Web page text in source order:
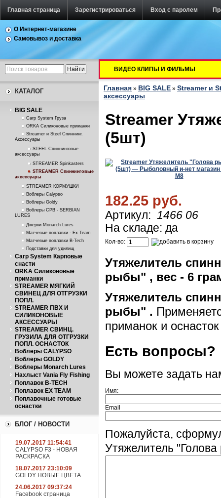
Главная страница Зарегистрироваться Вход с паролем
О Интернет-магазине
Самовывоз и доставка
КАТАЛОГ
BIG SALE
Carp System Груза
ORKA Силиконовые приманки
Streamer и Steel Спиннинг.
Аксессуары
STEEL Спиннинговые
аксессуары
STREAMER Spinkasters
STREAMER Спиннинговые
аксессуары
STREAMER КОРМУШКИ
Воблеры Calypso
Воблеры Goldy
Воблеры СРВ - SERBIAN
LURES
Джерки Monarch Lures
Матчевые поплавки - Ex Team
Матчевые поплавки B-Tech
Подставки для удилищ
Carp System Карповые
снасти
ORKA Силиконовые
приманки
STREAMER МЯГКИЙ
СВИНЕЦ ДЛЯ ОТГРУЗКИ
ПОПЛ.
STREAMER ПВХ И
СИЛИКОНОВЫЕ
АКСЕССУАРЫ
STREAMER СВИНЦ.
ГРУЗИЛА ДЛЯ ОТГРУЗКИ
ПОПЛ. ОСНАСТОК
Воблеры CALYPSO
Воблеры GOLDY
Воблеры Monarch Lures
Нахлыст Vania Fly Fishing
Поплавок B-TECH
Поплавок EX TEAM
Поплавочные готовые
оснастки
БЛОГ / НОВОСТИ
19.07.2017 11:54:41
CALYPSO F3 - НОВАЯ
РАСКРАСКА
18.07.2017 23:10:09
GOLDY НОВЫЕ ЦВЕТА
24.06.2017 09:37:24
Facebook страница
ВИДЕО КЛИПЫ И ФИЛЬМЫ
Главная » BIG SALE » Streamer и
аксессуары
Streamer
(5шт)
182.25 руб.
Артикул: 1466 06
На складе: да
Кол-во:
Утяжелитель
рыбы" , вес - 6
Утяжелитель
рыбы" .
приманок и
Есть вопросы?
Вы можете задать
Имя:
Email
Пожалуйста,
Утяжелитель